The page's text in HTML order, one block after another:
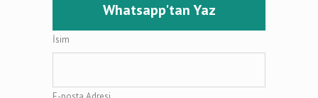
Whatsapp'tan Yaz
İsim